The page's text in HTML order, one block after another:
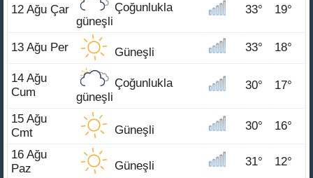
12 Ağu Çar
Çoğunlukla
güneşli
33° 19°
13 Ağu Per Güneşli 33° 18°
14 Ağu
Cum
Çoğunlukla
güneşli
30° 17°
15 Ağu
Cmt
Güneşli 30° 16°
16 Ağu
Paz
Güneşli 31° 12°